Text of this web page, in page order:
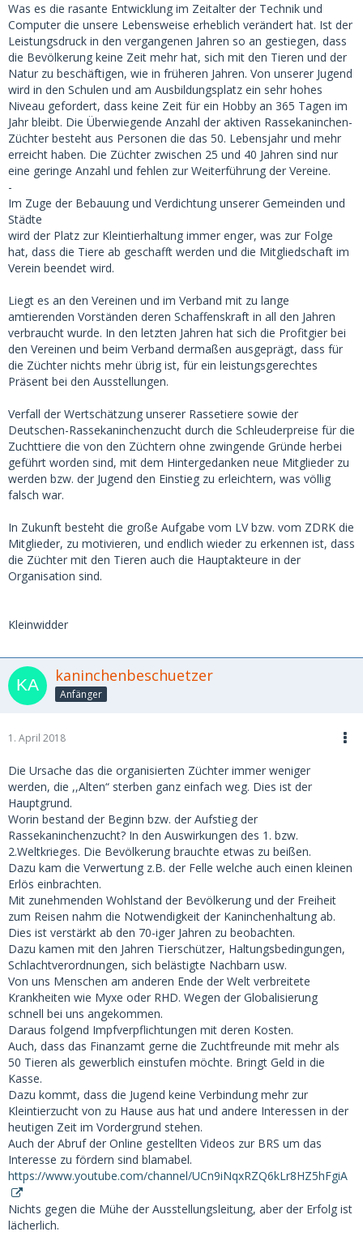
Was es die rasante Entwicklung im Zeitalter der Technik und
Computer die unsere Lebensweise erheblich verändert hat. Ist der
Leistungsdruck in den vergangenen Jahren so an gestiegen, dass
die Bevölkerung keine Zeit mehr hat, sich mit den Tieren und der
Natur zu beschäftigen, wie in früheren Jahren. Von unserer Jugend
wird in den Schulen und am Ausbildungsplatz ein sehr hohes
Niveau gefordert, dass keine Zeit für ein Hobby an 365 Tagen im
Jahr bleibt. Die Überwiegende Anzahl der aktiven Rassekaninchen-
Züchter besteht aus Personen die das 50. Lebensjahr und mehr
erreicht haben. Die Züchter zwischen 25 und 40 Jahren sind nur
eine geringe Anzahl und fehlen zur Weiterführung der Vereine.
-
Im Zuge der Bebauung und Verdichtung unserer Gemeinden und
Städte
wird der Platz zur Kleintierhaltung immer enger, was zur Folge
hat, dass die Tiere ab geschafft werden und die Mitgliedschaft im
Verein beendet wird.
Liegt es an den Vereinen und im Verband mit zu lange
amtierenden Vorständen deren Schaffenskraft in all den Jahren
verbraucht wurde. In den letzten Jahren hat sich die Profitgier bei
den Vereinen und beim Verband dermaßen ausgeprägt, dass für
die Züchter nichts mehr übrig ist, für ein leistungsgerechtes
Präsent bei den Ausstellungen.
Verfall der Wertschätzung unserer Rassetiere sowie der
Deutschen-Rassekaninchenzucht durch die Schleuderpreise für die
Zuchttiere die von den Züchtern ohne zwingende Gründe herbei
geführt worden sind, mit dem Hintergedanken neue Mitglieder zu
werden bzw. der Jugend den Einstieg zu erleichtern, was völlig
falsch war.
In Zukunft besteht die große Aufgabe vom LV bzw. vom ZDRK die
Mitglieder, zu motivieren, und endlich wieder zu erkennen ist, dass
die Züchter mit den Tieren auch die Hauptakteure in der
Organisation sind.
Kleinwidder
kaninchenbeschuetzer
Anfänger
1. April 2018
Die Ursache das die organisierten Züchter immer weniger
werden, die ,,Alten“ sterben ganz einfach weg. Dies ist der
Hauptgrund.
Worin bestand der Beginn bzw. der Aufstieg der
Rassekaninchenzucht? In den Auswirkungen des 1. bzw.
2.Weltkrieges. Die Bevölkerung brauchte etwas zu beißen.
Dazu kam die Verwertung z.B. der Felle welche auch einen kleinen
Erlös einbrachten.
Mit zunehmenden Wohlstand der Bevölkerung und der Freiheit
zum Reisen nahm die Notwendigkeit der Kaninchenhaltung ab.
Dies ist verstärkt ab den 70-iger Jahren zu beobachten.
Dazu kamen mit den Jahren Tierschützer, Haltungsbedingungen,
Schlachtverordnungen, sich belästigte Nachbarn usw.
Von uns Menschen am anderen Ende der Welt verbreitete
Krankheiten wie Myxe oder RHD. Wegen der Globalisierung
schnell bei uns angekommen.
Daraus folgend Impfverpflichtungen mit deren Kosten.
Auch, dass das Finanzamt gerne die Zuchtfreunde mit mehr als
50 Tieren als gewerblich einstufen möchte. Bringt Geld in die
Kasse.
Dazu kommt, dass die Jugend keine Verbindung mehr zur
Kleintierzucht von zu Hause aus hat und andere Interessen in der
heutigen Zeit im Vordergrund stehen.
Auch der Abruf der Online gestellten Videos zur BRS um das
Interesse zu fördern sind blamabel.
https://www.youtube.com/channel/UCn9iNqxRZQ6kLr8HZ5hFgiA
Nichts gegen die Mühe der Ausstellungsleitung, aber der Erfolg ist
lächerlich.